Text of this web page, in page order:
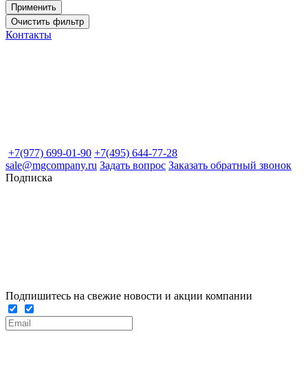
Контакты
+7(977) 699-01-90 +7(495) 644-77-28
sale@mgcompany.ru Задать вопрос Заказать обратный звонок
Подписка
Подпишитесь на свежие новости и акции компании